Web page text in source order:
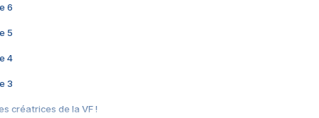
6
5
4
3
créatrices de la VF !